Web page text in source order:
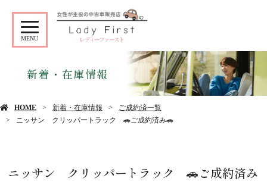
MENU
新着・在庫情報
HOME 新着・在庫情報
ご成約済一覧
ニッサン クリッパートラック 🚗ご成約済み🚗
ニッサン クリッパートラック 🚗ご成約済み